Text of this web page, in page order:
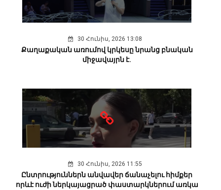
30 Հունիս, 2026 13:08
Քաղաքական առումով կրկեսը նրանց բնական
միջավայրն է.
30 Հունիս, 2026 11:55
Ընտրություններն անվավեր ճանաչելու հիմքեր
որևէ ուժի ներկայացրած փաստարկներում առկա